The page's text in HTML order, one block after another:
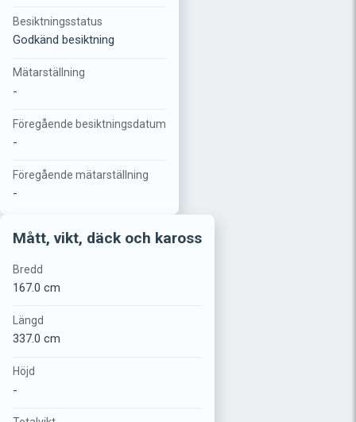
Besiktningsstatus
Godkänd besiktning
Mätarställning
-
Föregående besiktningsdatum
-
Föregående mätarställning
-
Mått, vikt, däck och kaross
Bredd
167.0 cm
Längd
337.0 cm
Höjd
-